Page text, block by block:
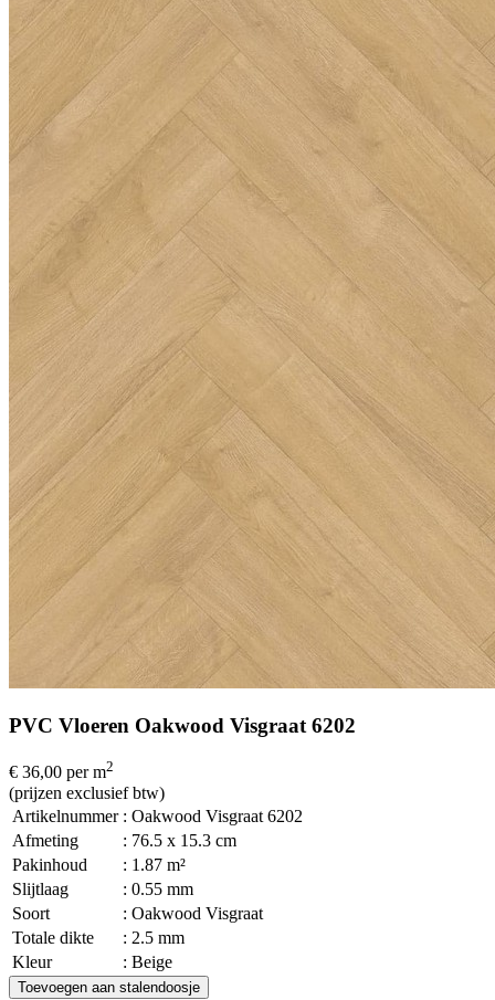
PVC Vloeren Oakwood Visgraat 6202
€ 36,00 per m2
(prijzen exclusief btw)
Artikelnummer : Oakwood Visgraat 6202
Afmeting
: 76.5 x 15.3 cm
Pakinhoud
: 1.87 m²
Slijtlaag
: 0.55 mm
Soort
: Oakwood Visgraat
Totale dikte
: 2.5 mm
Kleur
: Beige
Toevoegen aan stalendoosje